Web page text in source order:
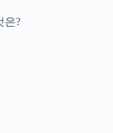
은?